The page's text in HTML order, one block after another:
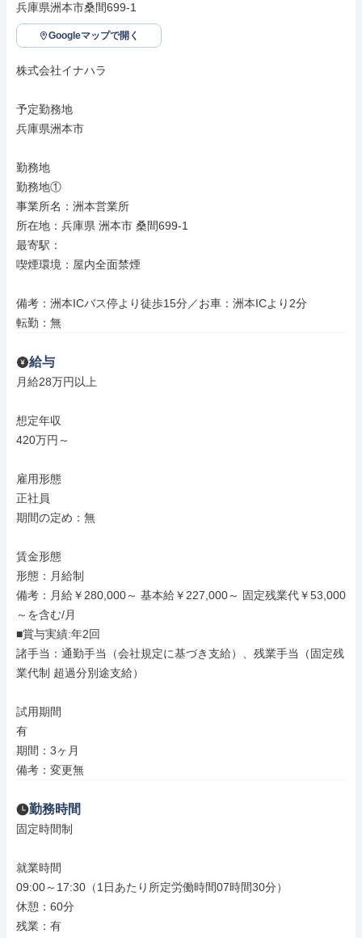
兵庫県洲本市桑間699-1
Googleマップで開く
株式会社イナハラ
予定勤務地
兵庫県洲本市
勤務地
勤務地①
事業所名：洲本営業所
所在地：兵庫県 洲本市 桑間699-1
最寄駅：
喫煙環境：屋内全面禁煙
備考：洲本ICバス停より徒歩15分／お車：洲本ICより2分
転勤：無
給与
月給28万円以上
想定年収
420万円～
雇用形態
正社員
期間の定め：無
賃金形態
形態：月給制
備考：月給￥280,000～ 基本給￥227,000～ 固定残業代￥53,000
～を含む/月
■賞与実績:年2回
諸手当：通勤手当（会社規定に基づき支給）、残業手当（固定残
業代制 超過分別途支給）
試用期間
有
期間：3ヶ月
備考：変更無
勤務時間
固定時間制
就業時間
09:00～17:30（1日あたり所定労働時間07時間30分）
休憩：60分
残業：有